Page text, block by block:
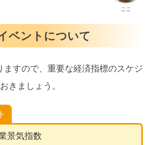
ここ
ベントについて
ますので、重要な経済指標のスケジ
きましょう。
景気指数